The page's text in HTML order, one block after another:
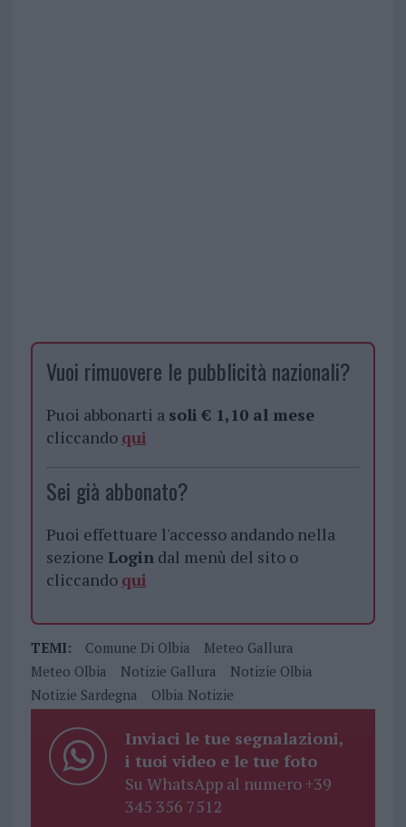
Vuoi rimuovere le pubblicità nazionali?
Puoi abbonarti a soli € 1,10 al mese
cliccando qui
Sei già abbonato?
Puoi effettuare l'accesso andando nella
sezione Logindal menù del sito o
cliccando qui
TEMI: Comune Di Olbia
Meteo Gallura
Meteo Olbia
Notizie Gallura
Notizie Olbia
Notizie Sardegna
Olbia Notizie
Inviaci le tue segnalazioni,
i tuoi video e le tue foto
Su WhatsApp al numero +39
345 356 7512